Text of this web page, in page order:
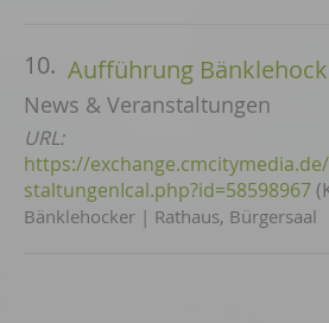
10. Aufführung
News & Veranstaltungen
URL:
https://
staltungenIcal.php?id=58598967
Bänklehocker | Rathaus, Bürgersaal